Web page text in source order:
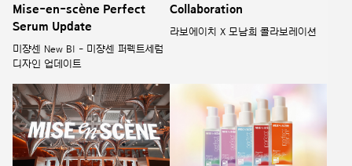
Mise-en-scène Perfect
Serum Update
미쟝센 New BI - 미쟝센 퍼펙트세럼
디자인 업데이트
Collaboration
라보에이치 X 모남희 콜라보레이션